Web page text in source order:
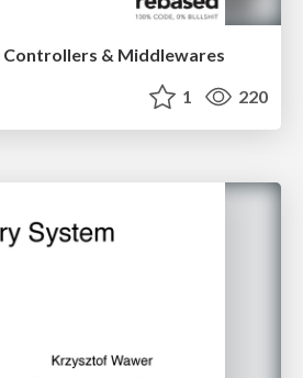
Controllers & Middlewares
1 220